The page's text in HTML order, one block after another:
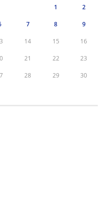
1 2
7 8 9
14 15 16
21 22 23
28 29 30